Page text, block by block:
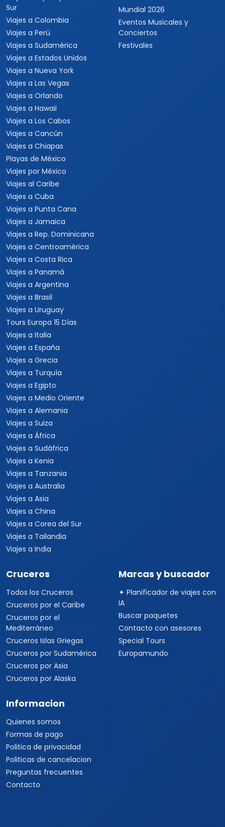
Sur
Viajes a Colombia
Viajes a Perú
Viajes a Sudamérica
Viajes a Estados Unidos
Viajes a Nueva York
Viajes a Las Vegas
Viajes a Orlando
Viajes a Hawaii
Viajes a Los Cabos
Viajes a Cancún
Viajes a Chiapas
Playas de México
Viajes por México
Viajes al Caribe
Viajes a Cuba
Viajes a Punta Cana
Viajes a Jamaica
Viajes a Rep. Dominicana
Viajes a Centroamérica
Viajes a Costa Rica
Viajes a Panamá
Viajes a Argentina
Viajes a Brasil
Viajes a Uruguay
Tours Europa 15 Días
Viajes a Italia
Viajes a España
Viajes a Grecia
Viajes a Turquía
Viajes a Egipto
Viajes a Medio Oriente
Viajes a Alemania
Viajes a Suiza
Viajes a África
Viajes a Sudáfrica
Viajes a Kenia
Viajes a Tanzania
Viajes a Australia
Viajes a Asia
Viajes a China
Viajes a Corea del Sur
Viajes a Tailandia
Viajes a India
Mundial 2026
Eventos Musicales y
Conciertos
Festivales
Cruceros
Todos los Cruceros
Cruceros por el Caribe
Cruceros por el
Mediterráneo
Cruceros Islas Griegas
Cruceros por Sudamérica
Cruceros por Asia
Cruceros por Alaska
Marcas y buscador
✦ Planificador de viajes con
IA
Buscar paquetes
Contacto con asesores
Special Tours
Europamundo
Informacion
Quienes somos
Formas de pago
Politica de privacidad
Politicas de cancelacion
Preguntas frecuentes
Contacto